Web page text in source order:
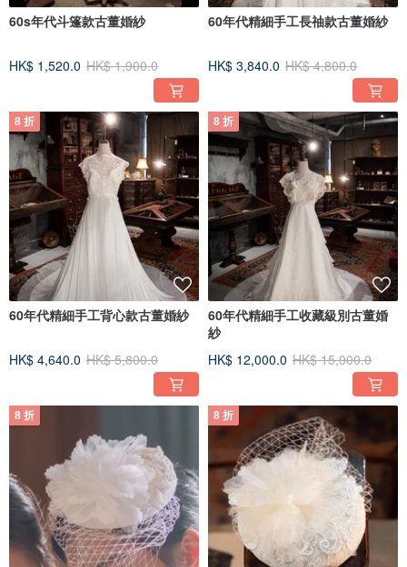
60s年代斗篷款古董婚紗
HK$ 1,520.0 HK$ 1,900.0
60年代精細手工長䄂款古董婚紗
HK$ 3,840.0 HK$ 4,800.0
8 折
60年代精細手工背心款古董婚紗
HK$ 4,640.0 HK$ 5,800.0
8 折
60年代精細手工收藏級別古董婚
紗
HK$ 12,000.0 HK$ 15,000.0
8 折 8 折